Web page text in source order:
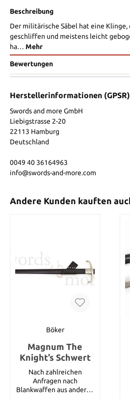
Beschreibung
Der militärische Säbel hat eine Klinge,
geschliffen und meistens leicht
ha… Mehr
Bewertungen
Herstellerinformationen (GPSR)
Swords and more GmbH
Liebigstrasse 2-20
22113 Hamburg
Deutschland
0049 40 36164963
info@swords-and-more.com
Andere Kunden kauften
Böker
Magnum The
Knight’s Schwert
Nach zahlreichen
Anfragen nach
Blankwaffen aus anderen